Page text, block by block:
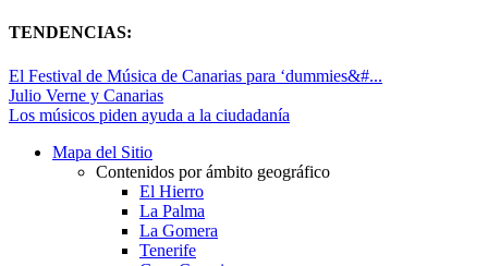
TENDENCIAS:
El Festival de Música de Canarias para ‘dummies&#...
Julio Verne y Canarias
Los músicos piden ayuda a la ciudadanía
Mapa del Sitio
Contenidos por ámbito geográfico
El Hierro
La Palma
La Gomera
Tenerife